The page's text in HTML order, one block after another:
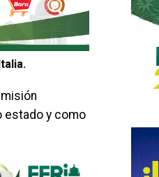
estado y como